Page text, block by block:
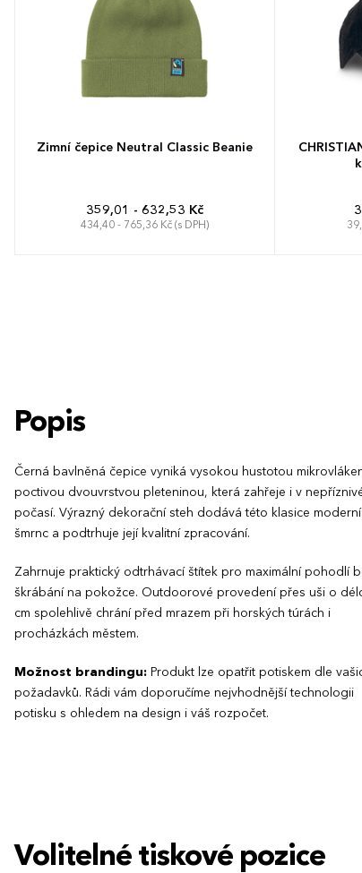
Zimní čepice Neutral Classic Beanie
359,01 - 632,53 Kč
434,40 - 765,36 Kč (s DPH)
Popis
Černá bavlněná čepice vyniká vysokou hustotou
poctivou dvouvrstvou pleteninou, která zahřeje i v
počasí. Výrazný dekorační steh dodává této klasice moderní
šmrnc a podtrhuje její kvalitní zpracování.
Zahrnuje praktický odtrhávací štítek pro maximální pohodlí
škrábání na pokožce. Outdoorové provedení přes uši o
cm spolehlivě chrání před mrazem při horských túrách i
procházkách městem.
Možnost brandingu: Produkt lze opatřit potiskem dle
požadavků. Rádi vám doporučíme nejvhodnější technologii
potisku s ohledem na design i váš rozpočet.
Volitelné tiskové pozice